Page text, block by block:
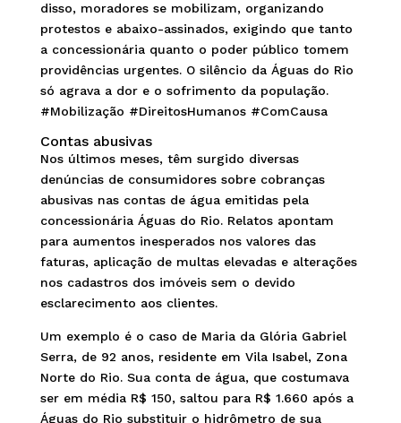
disso, moradores se mobilizam, organizando
protestos e abaixo-assinados, exigindo que tanto
a concessionária quanto o poder público tomem
providências urgentes. O silêncio da Águas do Rio
só agrava a dor e o sofrimento da população.
#Mobilização #DireitosHumanos #ComCausa
Contas abusivas
Nos últimos meses, têm surgido diversas
denúncias de consumidores sobre cobranças
abusivas nas contas de água emitidas pela
concessionária Águas do Rio. Relatos apontam
para aumentos inesperados nos valores das
faturas, aplicação de multas elevadas e alterações
nos cadastros dos imóveis sem o devido
esclarecimento aos clientes.
Um exemplo é o caso de Maria da Glória Gabriel
Serra, de 92 anos, residente em Vila Isabel, Zona
Norte do Rio. Sua conta de água, que costumava
ser em média R$ 150, saltou para R$ 1.660 após a
Águas do Rio substituir o hidrômetro de sua